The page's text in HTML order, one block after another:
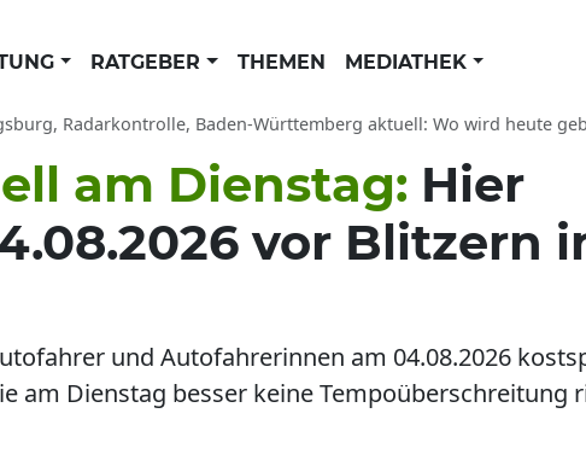
RATGEBER THEMEN MEDIATHEK
Radarkontrolle, Baden-Württemberg aktuell: Wo wird heute
am Dienstag: Hier
vor Blitzern
und Autofahrerinnen am 04.08.2026
am Dienstag besser keine Tempoüberschreitung